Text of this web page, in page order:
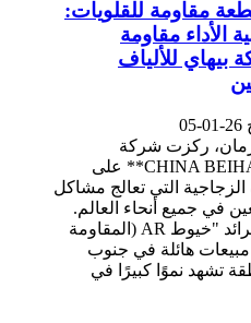
مقاومة للقلويات:
الأداء مقاومة
بيهاي للألياف
ركزت شركة
**CHINA BEIHAI FIBERGLASS** على
التي تعالج مشاكل
في جميع أنحاء العالم.
حاليًا، يحقق منتجنا الرائد "خيوط AR (المقاومة
هائلة في جنوب
تشهد نموًا كبيرًا في